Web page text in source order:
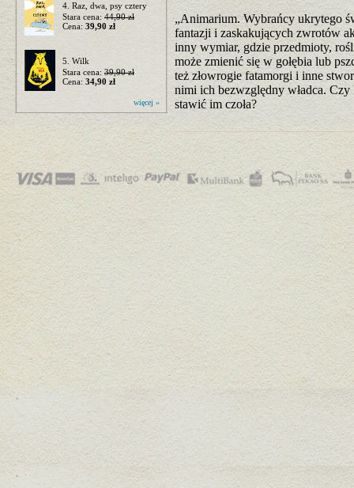
4. Raz, dwa, psy cztery
Stara cena: 44,90 zł
Cena: 39,90 zł
5. Wilk
Stara cena: 39,90 zł
Cena: 34,90 zł
więcej »
„Animarium. Wybrańcy ukrytego
fantazji i zaskakujących zwrotów
inny wymiar, gdzie przedmioty,
może zmienić się w gołębia lub
też złowrogie fatamorgi i inne
nimi ich bezwzględny władca.
stawić im czoła?